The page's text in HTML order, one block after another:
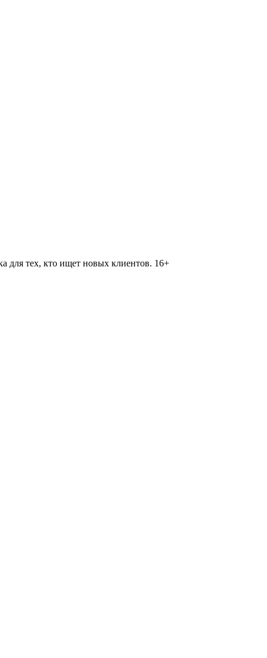
для тех, кто ищет новых клиентов. 16+